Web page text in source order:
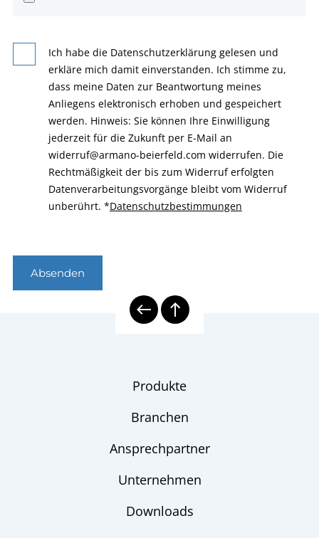
Ich habe die Datenschutzerklärung gelesen und
erkläre mich damit einverstanden. Ich stimme zu,
dass meine Daten zur Beantwortung meines
Anliegens elektronisch erhoben und gespeichert
werden. Hinweis: Sie können Ihre Einwilligung
jederzeit für die Zukunft per E-Mail an
widerruf@armano-beierfeld.com widerrufen. Die
Rechtmäßigkeit der bis zum Widerruf erfolgten
Datenverarbeitungsvorgänge bleibt vom Widerruf
unberührt. *Datenschutzbestimmungen
Absenden
Produkte
Branchen
Ansprechpartner
Unternehmen
Downloads